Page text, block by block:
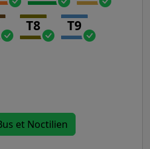
T8 T9
et Noctilien